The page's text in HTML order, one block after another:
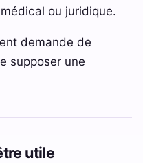
ou juridique.
demande de
supposer une
utile